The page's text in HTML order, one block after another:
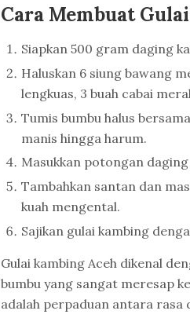
Cara Membuat
Siapkan 500 gram daging
Haluskan 6 siung bawang
lengkuas, 3 buah cabai
Tumis bumbu halus
manis hingga harum.
Masukkan potongan
Tambahkan santan dan
kuah mengental.
Sajikan gulai kambing
Gulai kambing Aceh dikenal
bumbu yang sangat meresap
adalah perpaduan antara rasa